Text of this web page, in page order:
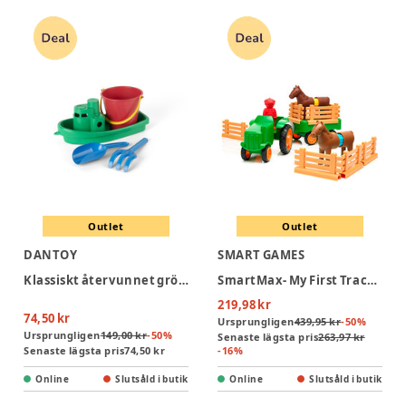
Outlet
DANTOY
Klassiskt återvunnet grönt båtset i nät
74,50 kr
Ursprungligen149,00 kr-50%
Senaste lägsta pris74,50 kr
Online Slutsåld i butik
Outlet
SMART GAMES
SmartMax- My First Tractor 3 (Nordic)
219,98 kr
Ursprungligen439,95 kr-50%
Senaste lägsta pris263,97 kr
-16%
Online Slutsåld i butik